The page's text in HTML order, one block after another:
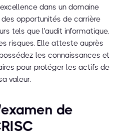
dans un domaine
opportunités de carrière
tels que l'audit informatique,
risques. Elle atteste auprès
les connaissances et
pour protéger les actifs de
valeur.
de